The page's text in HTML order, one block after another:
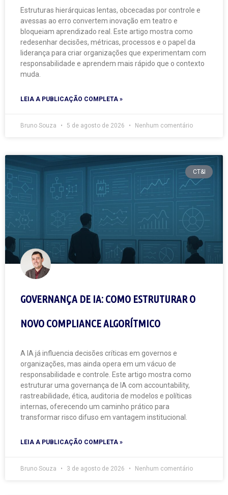
Estruturas hierárquicas lentas, obcecadas por controle e
avessas ao erro convertem inovação em teatro e
bloqueiam aprendizado real. Este artigo mostra como
redesenhar decisões, métricas, processos e o papel da
liderança para criar organizações que experimentam com
responsabilidade e aprendem mais rápido que o contexto
muda.
LEIA A PUBLICAÇÃO COMPLETA »
Bruno Souza 5 de agosto de 2026 Nenhum comentário
CT&I
GOVERNANÇA DE IA: COMO ESTRUTURAR O
NOVO COMPLIANCE ALGORÍTMICO
A IA já influencia decisões críticas em governos e
organizações, mas ainda opera em um vácuo de
responsabilidade e controle. Este artigo mostra como
estruturar uma governança de IA com accountability,
rastreabilidade, ética, auditoria de modelos e políticas
internas, oferecendo um caminho prático para
transformar risco difuso em vantagem institucional.
LEIA A PUBLICAÇÃO COMPLETA »
Bruno Souza 3 de agosto de 2026 Nenhum comentário